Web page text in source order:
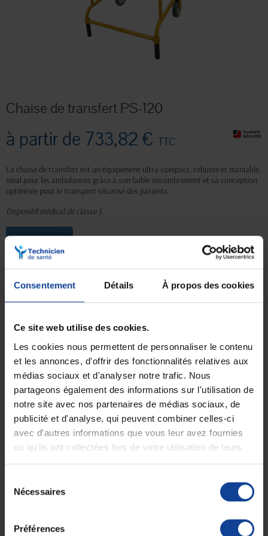
Consentement Détails À propos des cookies
Ce site web utilise des cookies.
Les cookies nous permettent de personnaliser le contenu
et les annonces, d'offrir des fonctionnalités relatives aux
médias sociaux et d'analyser notre trafic. Nous
partageons également des informations sur l'utilisation de
notre site avec nos partenaires de médias sociaux, de
publicité et d'analyse, qui peuvent combiner celles-ci
avec d'autres informations que vous leur avez fournies
ou qu'ils ont collectées lors de votre utilisation de leurs
services.
Nécessaires
Préférences
Chaise de transfert PS-120
à partir de 733,82 € TTC
La chaise de transfert est un équipement ultra-compact, robuste et maniable,
idéal pour les ambulances grâce à son faible encombrement et sa conception
optimisée pour le transport sécurisé des patients.
Dispositif médical de classe 1.
Contactez-nous
En magasin Technicien de santé
d'achats
Paiement sécurisé
Paiement en ligne 100% sécurisé par
Expédition
soignée et discrète
Service client
Lundi au jeudi : 9h à 12h30 - 13h30 à
18h
Le vendredi jusqu'à 17h
Description
Fiche technique
Fiche technique